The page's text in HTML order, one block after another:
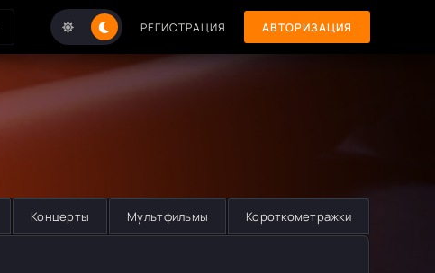
РЕГИСТРАЦИЯ АВТОРИЗАЦИЯ
Концерты Мультфильмы Короткометражки